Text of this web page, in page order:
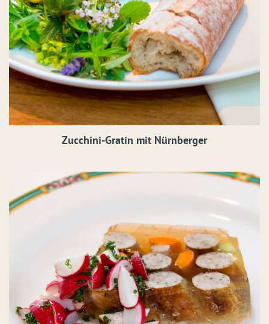
Zucchini-Gratin mit Nürnberger